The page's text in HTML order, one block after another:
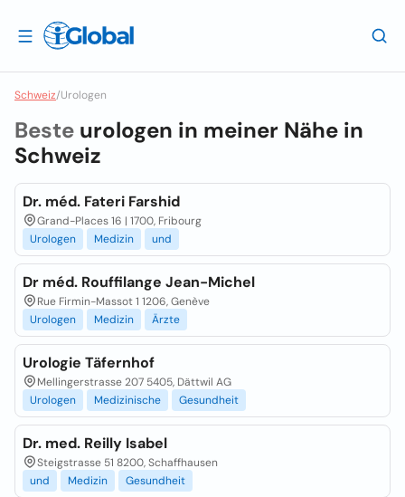
Schweiz/Urologen
Beste urologen in meiner Nähe in
Schweiz
Dr. méd. Fateri Farshid
Grand-Places 16 | 1700, Fribourg
Urologen
Medizin und
Dr méd. Rouffilange Jean-Michel
Rue Firmin-Massot 1 1206, Genève
Urologen
Medizin Ärzte
Urologie Täfernhof
Mellingerstrasse 207 5405, Dättwil AG
Urologen
Medizinische Gesundheit
Dr. med. Reilly Isabel
Steigstrasse 51 8200, Schaffhausen
und
Medizin Gesundheit